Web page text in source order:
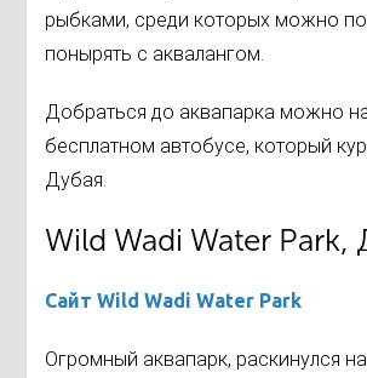
рыбками, среди которых можно
понырять с аквалангом.
Добраться до аквапарка можно
бесплатном автобусе, который
Дубая.
Wild Wadi Water Park,
Сайт Wild Wadi Water Park
Огромный аквапарк, раскинулся